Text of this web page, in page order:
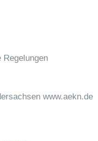
Regelungen
www.aekn.de